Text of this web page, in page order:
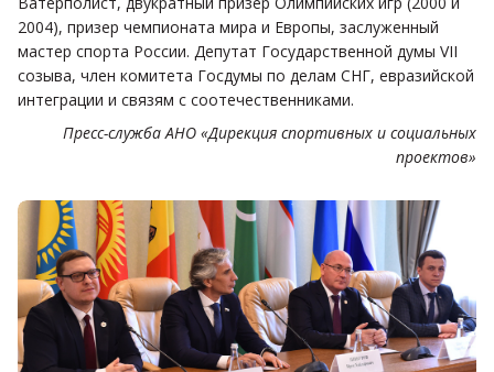
2004), призер чемпионата мира и Европы, заслуженный
мастер спорта России. Депутат Государственной думы VII
созыва, член комитета Госдумы по делам СНГ, евразийской
интеграции и связям с соотечественниками.
Пресс-служба АНО «Дирекция спортивных и социальных
проектов»